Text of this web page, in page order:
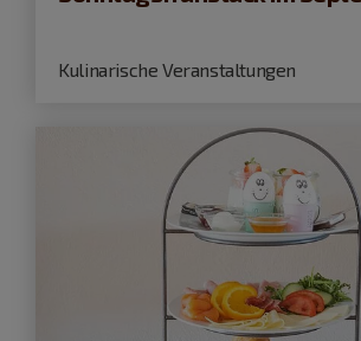
Kulinarische Veranstaltungen